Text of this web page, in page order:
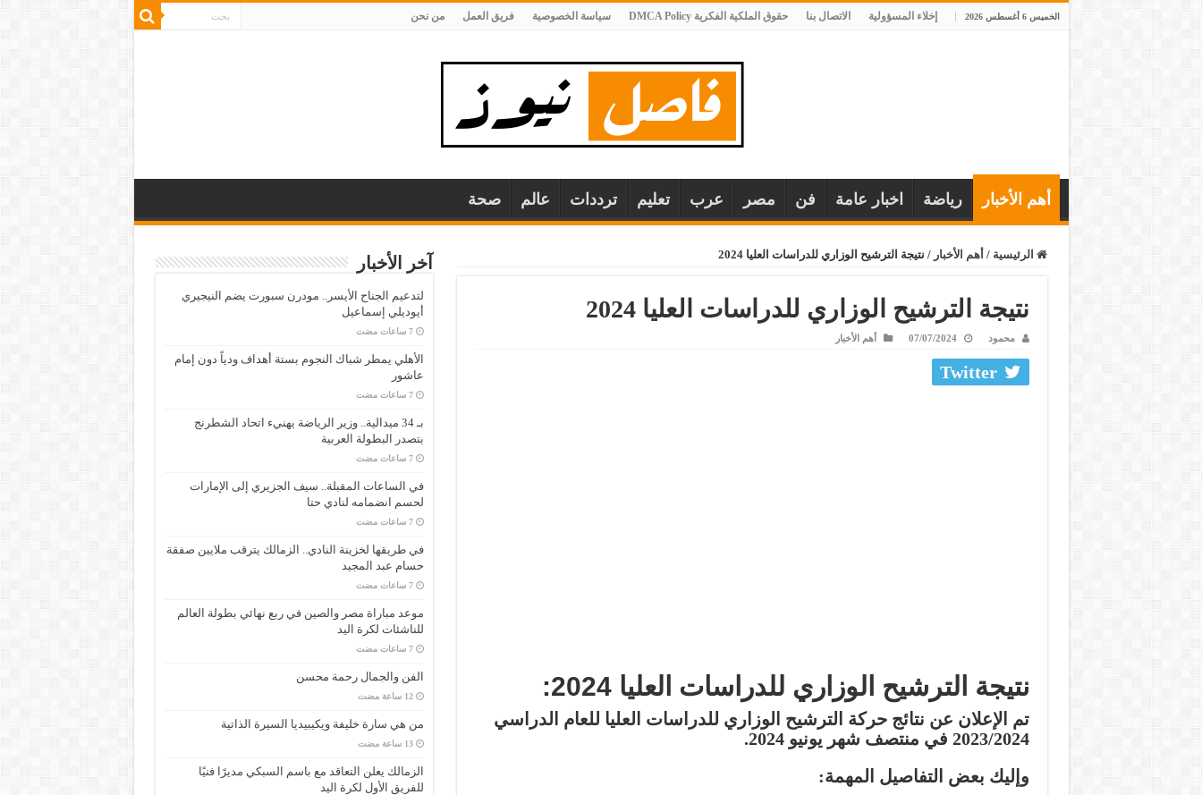
الخميس 6 أغسطس 2026 إخلاء المسؤولية الاتصال بنا حقوق الملكية الفكرية DMCA Policy سياسة الخصوصية فريق العمل من نحن
أهم الأخبار رياضة اخبار عامة فن مصر عرب تعليم ترددات عالم صحة
الرئيسية / أهم الأخبار / نتيجة الترشيح الوزاري للدراسات العليا 2024
نتيجة الترشيح الوزاري للدراسات العليا 2024
محمود 07/07/2024 أهم الأخبار
Twitter
نتيجة الترشيح الوزاري للدراسات العليا 2024:
تم الإعلان عن نتائج حركة الترشيح الوزاري للدراسات العليا للعام الدراسي
2023/2024 في منتصف شهر يونيو 2024.
وإليك بعض التفاصيل المهمة:
آخر الأخبار
لتدعيم الجناح الأيسر.. مودرن سبورت يضم النيجيري
أيوديلي إسماعيل
‏7 ساعات مضت
الأهلي يمطر شباك النجوم بستة أهداف ودياً دون إمام
عاشور
‏7 ساعات مضت
بـ 34 ميدالية.. وزير الرياضة يهنيء اتحاد الشطرنج
بتصدر البطولة العربية
‏7 ساعات مضت
في الساعات المقبلة.. سيف الجزيري إلى الإمارات
لحسم انضمامه لنادي حتا
‏7 ساعات مضت
في طريقها لخزينة النادي.. الزمالك يترقب ملايين صفقة
حسام عبد المجيد
‏7 ساعات مضت
موعد مباراة مصر والصين في ربع نهائي بطولة العالم
للناشئات لكرة اليد
‏7 ساعات مضت
الفن والجمال رحمة محسن
‏12 ساعة مضت
من هي سارة خليفة ويكيبيديا السيرة الذاتية
‏13 ساعة مضت
الزمالك يعلن التعاقد مع باسم السبكي مديرًا فنيًا
للفريق الأول لكرة اليد